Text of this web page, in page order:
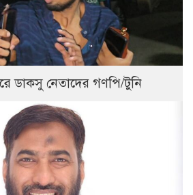
ডাকসু নেতাদের গণপি/টুনি